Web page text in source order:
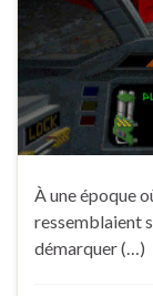
À une époque
ressemblaient
démarquer (…)